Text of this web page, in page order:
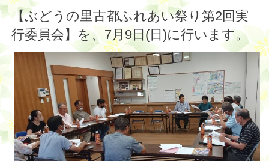
【ぶどうの里古都ふれあい祭り第2回実
行委員会】を、7月9日(日)に行います。